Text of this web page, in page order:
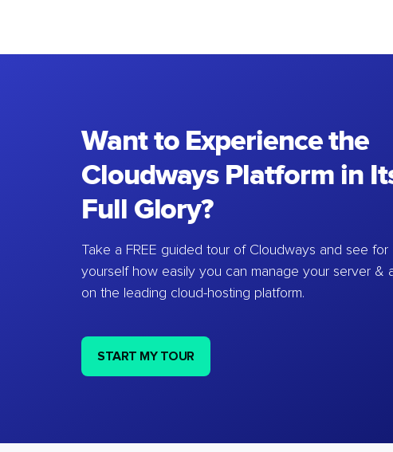
Want to Experience the
Cloudways Platform in
Full Glory?
Take a FREE guided tour of Cloudways and see for
yourself how easily you can manage your server &
on the leading cloud-hosting platform.
START MY TOUR